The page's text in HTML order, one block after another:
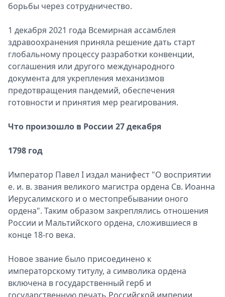
борьбы через сотрудничество.
1 декабря 2021 года Всемирная ассамблея
здравоохранения приняла решение дать старт
глобальному процессу разработки конвенции,
соглашения или другого международного
документа для укрепления механизмов
предотвращения пандемий, обеспечения
готовности и принятия мер реагирования.
Что произошло в России 27 декабря
1798 год
Император Павел I издал манифест "О восприятии
е. и. в. звания великого магистра ордена Св. Иоанна
Иерусалимского и о местопребывании оного
ордена". Таким образом закреплялись отношения
России и Мальтийского ордена, сложившиеся в
конце 18-го века.
Новое звание было присоединено к
императорскому титулу, а символика ордена
включена в государственный герб и